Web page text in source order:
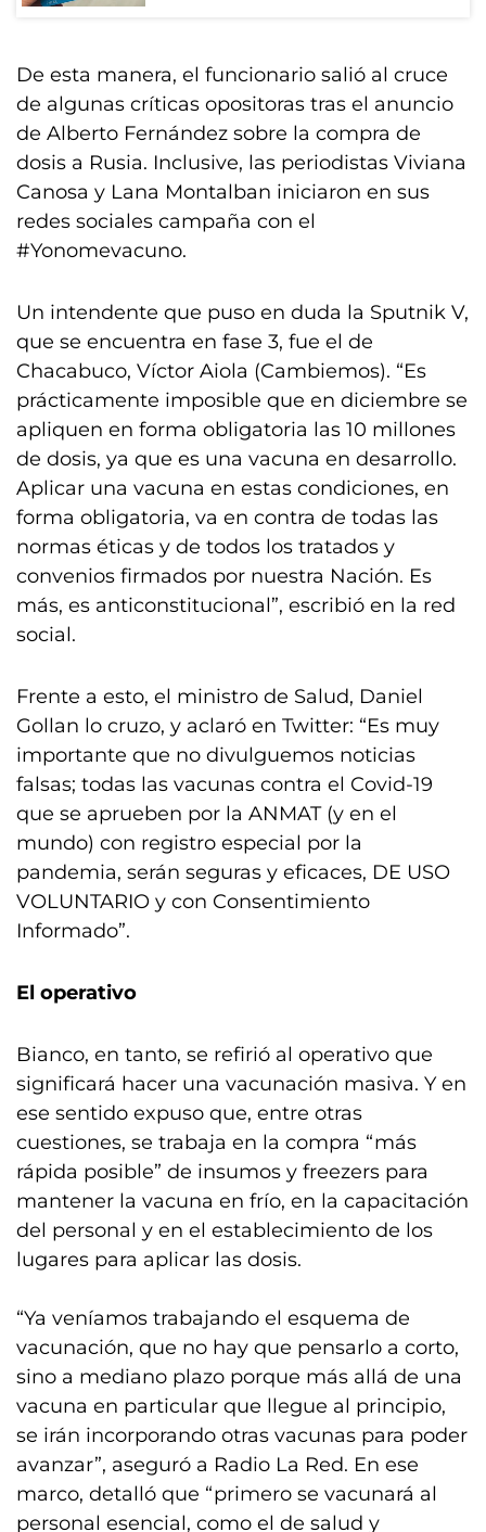
De esta manera, el funcionario salió al cruce
de algunas críticas opositoras tras el anuncio
de Alberto Fernández sobre la compra de
dosis a Rusia. Inclusive, las periodistas Viviana
Canosa y Lana Montalban iniciaron en sus
redes sociales campaña con el
#Yonomevacuno.
Un intendente que puso en duda la Sputnik V,
que se encuentra en fase 3, fue el de
Chacabuco, Víctor Aiola (Cambiemos). “Es
prácticamente imposible que en diciembre se
apliquen en forma obligatoria las 10 millones
de dosis, ya que es una vacuna en desarrollo.
Aplicar una vacuna en estas condiciones, en
forma obligatoria, va en contra de todas las
normas éticas y de todos los tratados y
convenios firmados por nuestra Nación. Es
más, es anticonstitucional”, escribió en la red
social.
Frente a esto, el ministro de Salud, Daniel
Gollan lo cruzo, y aclaró en Twitter: “Es muy
importante que no divulguemos noticias
falsas; todas las vacunas contra el Covid-19
que se aprueben por la ANMAT (y en el
mundo) con registro especial por la
pandemia, serán seguras y eficaces, DE USO
VOLUNTARIO y con Consentimiento
Informado”.
El operativo
Bianco, en tanto, se refirió al operativo que
significará hacer una vacunación masiva. Y en
ese sentido expuso que, entre otras
cuestiones, se trabaja en la compra “más
rápida posible” de insumos y freezers para
mantener la vacuna en frío, en la capacitación
del personal y en el establecimiento de los
lugares para aplicar las dosis.
“Ya veníamos trabajando el esquema de
vacunación, que no hay que pensarlo a corto,
sino a mediano plazo porque más allá de una
vacuna en particular que llegue al principio,
se irán incorporando otras vacunas para poder
avanzar”, aseguró a Radio La Red. En ese
marco, detalló que “primero se vacunará al
personal esencial, como el de salud y